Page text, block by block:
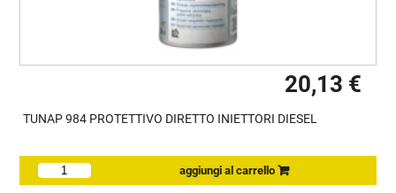
20,13 €
TUNAP 984 PROTETTIVO DIRETTO INIETTORI DIESEL